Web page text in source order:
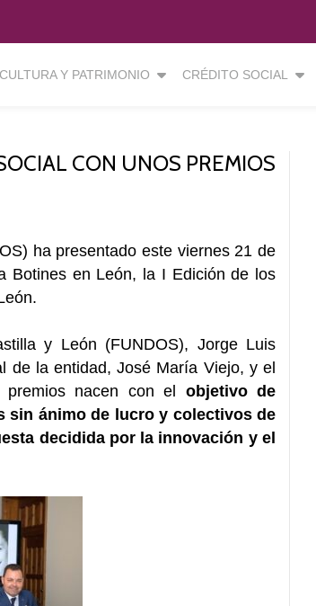
CULTURA Y PATRIMONIO CRÉDITO SOCIAL
CON UNOS PREMIOS
ha presentado este viernes 21 de
Botines en León, la I Edición de los
y León (FUNDOS), Jorge Luis
de la entidad, José María Viejo, y el
premios nacen con el objetivo de
sin ánimo de lucro y colectivos de
decidida por la innovación y el